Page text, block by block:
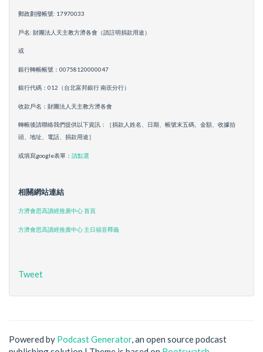
郵政劃撥帳號: 17970033
戶名: 財團法人天主教方濟各會（請註明捐款用途）
或
銀行轉帳帳號：00758120000047
銀行代碼：012（台北富邦銀行 南崁分行）
收款戶名：財團法人天主教方濟各會
轉帳後請聯絡我們提供以下資訊：［捐款人姓名、日期、帳號末五碼、金額、收據抬
頭、地址、電話、捐款用途］
或填寫google表單： 請點選
相關網站連結
方濟會思高讀經推廣中心 首頁
方濟會思高讀經推廣中心 主日福音釋義
Tweet
Powered by Podcast Generator, an open source podcast